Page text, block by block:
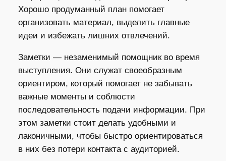
Хорошо продуманный план помогает
организовать материал, выделить главные
идеи и избежать лишних отвлечений.
Заметки — незаменимый помощник во время
выступления. Они служат своеобразным
ориентиром, который помогает не забывать
важные моменты и соблюсти
последовательность подачи информации. При
этом заметки стоит делать удобными и
лаконичными, чтобы быстро ориентироваться
в них без потери контакта с аудиторией.